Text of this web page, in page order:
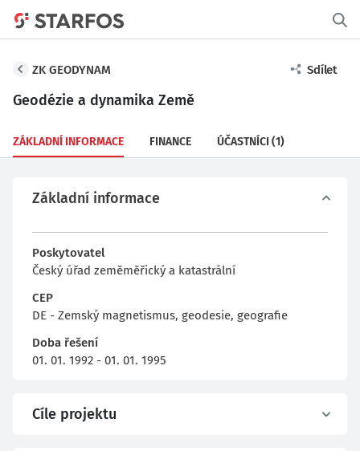
ZK GEODYNAM Sdílet
Geodézie a dynamika Země
ZÁKLADNÍ INFORMACE FINANCE ÚČASTNÍCI (1)
Základní informace
Poskytovatel
Český úřad zeměměřický a katastrální
CEP
DE - Zemský magnetismus, geodesie, geografie
Doba řešení
01. 01. 1992 - 01. 01. 1995
Cíle projektu